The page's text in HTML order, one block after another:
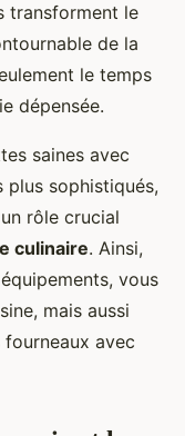
transforment le
de la
le temps
dépensée.
saines avec
sophistiqués,
rôle crucial
culinaire. Ainsi,
vous
mais aussi
avec